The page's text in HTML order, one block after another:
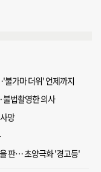
불가마 더위' 언제까지
법촬영한 의사
망
판… 초양극화 '경고등'